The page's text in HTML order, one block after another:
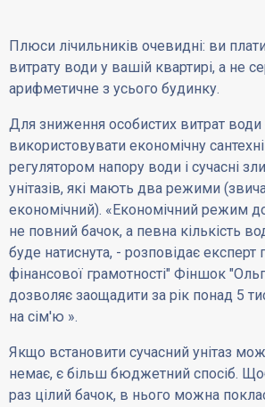
Плюси лічильників очевидні: ви
витрату води у вашій квартирі, а не
арифметичне з усього будинку.
Для зниження особистих витрат води
використовувати економічну
регулятором напору води і сучасні
унітазів, які мають два режими
економічний). «Економічний режим
не повний бачок, а певна кількість
буде натиснута, - розповідає експерт
фінансової грамотності" Фіншок
дозволяє заощадити за рік понад 5
на сім'ю ».
Якщо встановити сучасний унітаз
немає, є більш бюджетний спосіб.
раз цілий бачок, в нього можна